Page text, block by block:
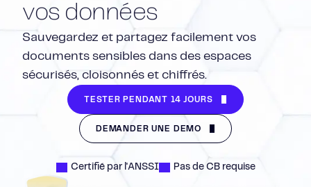
vos données
Sauvegardez et partagez facilement vos
documents sensibles dans des espaces
sécurisés, cloisonnés et chiffrés.
TESTER PENDANT 14 JOURS
DEMANDER UNE DÉMO
Certifié par l'ANSSI Pas de CB requise